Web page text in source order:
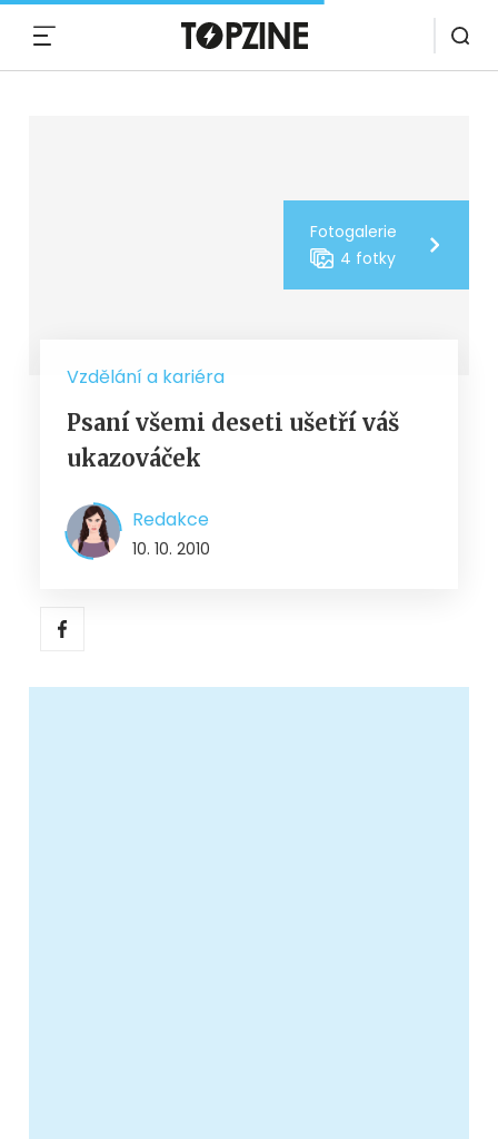
Fotogalerie
4 fotky
Vzdělání a kariéra
Psaní všemi deseti ušetří váš
ukazováček
Redakce
10. 10. 2010